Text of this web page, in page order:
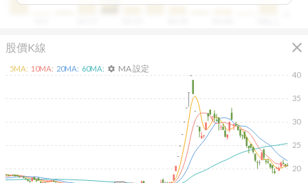
股價K線 close
20
25
30
35
40
5MA: 10MA: 20MA: 60MA: settings MA 設定